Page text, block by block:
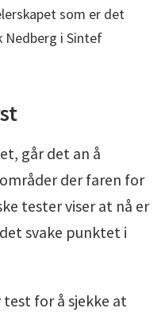
som er det
Nedberg i Sintef
går det an å
der faren for
tester viser at nå er
svake punktet i
for å sjekke at